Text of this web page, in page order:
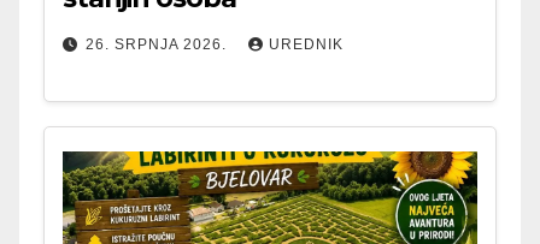
26. SRPNJA 2026. UREDNIK